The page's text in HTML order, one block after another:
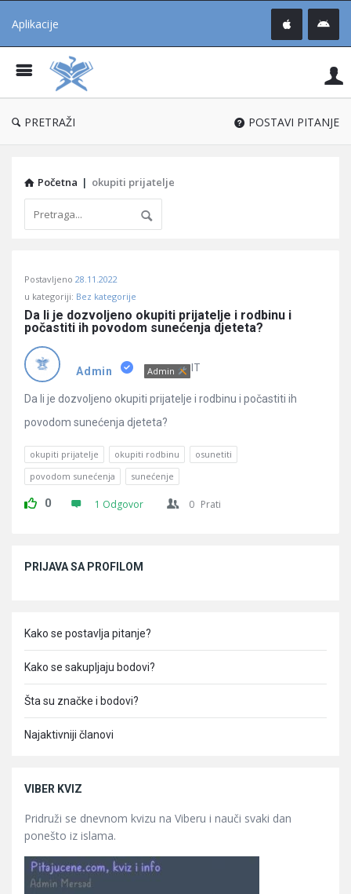
Aplikacije
®
PRETRAŽI POSTAVI PITANJE
Početna | okupiti prijatelje
Učene
Latest
Pitanja
Postavljeno 28.11.2022
u kategoriji: Bez kategorije
Da li je dozvoljeno okupiti prijatelje i rodbinu i
počastiti ih povodom sunećenja djeteta?
Admin Admin IT
Da li je dozvoljeno okupiti prijatelje i rodbinu i počastiti ih
povodom sunećenja djeteta?
okupiti prijatelje okupiti rodbinu
osunetiti
povodom sunećenja
sunećenje
0 1 Odgovor 0 Prati
PRIJAVA SA PROFILOM
Kako se postavlja pitanje?
Kako se sakupljaju bodovi?
Šta su značke i bodovi?
Najaktivniji članovi
VIBER KVIZ
Pridruži se dnevnom kvizu na Viberu i nauči svaki dan
ponešto iz islama.